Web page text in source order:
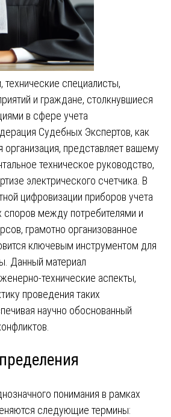
специалисты,
и граждане, столкнувшиеся
в сфере учета
Судебных Экспертов, как
организация, представляет вашему
техническое руководство,
электрического счетчика. В
цифровизации приборов учета
споров между потребителями и
грамотно организованное
ключевым инструментом для
Данный материал
технические аспекты,
проведения таких
научно обоснованный
понимания в рамках
следующие термины: